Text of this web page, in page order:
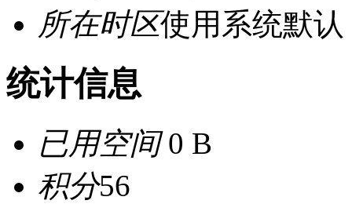
所在时区使用系统默认
统计信息
已用空间0 B
积分56